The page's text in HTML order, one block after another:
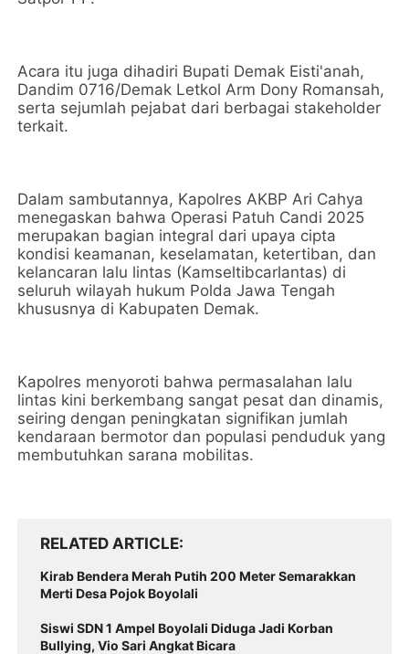
Acara itu juga dihadiri Bupati Demak Eisti'anah,
Dandim 0716/Demak Letkol Arm Dony Romansah,
serta sejumlah pejabat dari berbagai stakeholder
terkait.
Dalam sambutannya, Kapolres AKBP Ari Cahya
menegaskan bahwa Operasi Patuh Candi 2025
merupakan bagian integral dari upaya cipta
kondisi keamanan, keselamatan, ketertiban, dan
kelancaran lalu lintas (Kamseltibcarlantas) di
seluruh wilayah hukum Polda Jawa Tengah
khususnya di Kabupaten Demak.
Kapolres menyoroti bahwa permasalahan lalu
lintas kini berkembang sangat pesat dan dinamis,
seiring dengan peningkatan signifikan jumlah
kendaraan bermotor dan populasi penduduk yang
membutuhkan sarana mobilitas.
RELATED ARTICLE
Kirab Bendera Merah Putih 200 Meter Semarakkan
Merti Desa Pojok Boyolali
Siswi SDN 1 Ampel Boyolali Diduga Jadi Korban
Bullying, Vio Sari Angkat Bicara